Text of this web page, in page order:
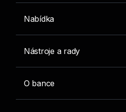
Nabídka
Nástroje a rady
O bance